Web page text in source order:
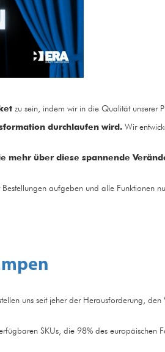
zu sein, indem wir in die Qualität unserer
durchlaufen wird. Wir
mehr über diese spannende
aufgeben und alle Funktionen
uns seit jeher der Herausforderung,
SKUs, die 98% des europäischen